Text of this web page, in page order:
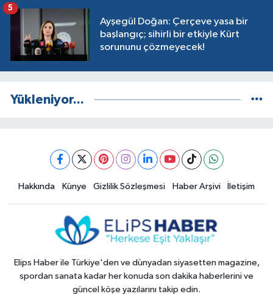
Ayşegül Doğan: Çerçeve yasa bir
başlangıç; sihirli bir etkiyle Kürt
sorununu çözmeyecek!
5
Yükleniyor...
Hakkında Künye Gizlilik Sözleşmesi Haber Arşivi İletişim
Elips Haber ile Türkiye'den ve dünyadan siyasetten magazine,
spordan sanata kadar her konuda son dakika haberlerini ve
güncel köşe yazılarını takip edin.